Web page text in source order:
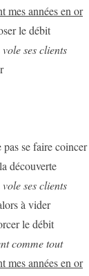
mes années en or
le débit
ses clients
se faire coincer
découverte
ses clients
à vider
le débit
comme tout
mes années en or